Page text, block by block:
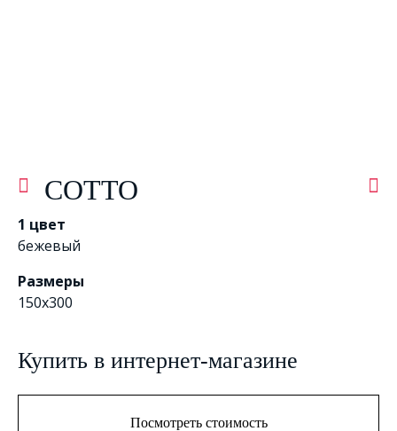
COTTO
1 цвет
бежевый
Размеры
150x300
Купить в интернет-магазине
Посмотреть стоимость